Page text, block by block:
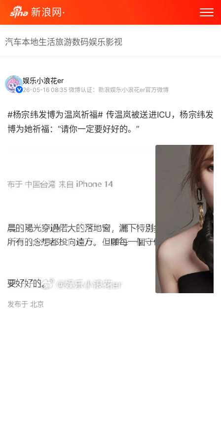
新浪网·
汽车本地生活旅游数码娱乐影视
娱乐小浪花er
26-05-16 08:35 微博认证：新浪娱乐小浪花er官方微博
#杨宗纬发博为温岚祈福# 传温岚被送进ICU，杨宗纬发
博为她祈福：“请你一定要好好的。” ​
发布于 北京